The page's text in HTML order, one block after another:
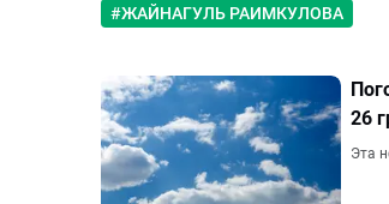
#ЖАЙНАГУЛЬ РАИМКУЛОВА
26
Эта